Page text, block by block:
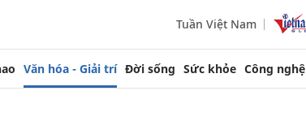
Tuần Việt Nam
Văn hóa - Giải trí Đời sống Sức khỏe Công nghệ